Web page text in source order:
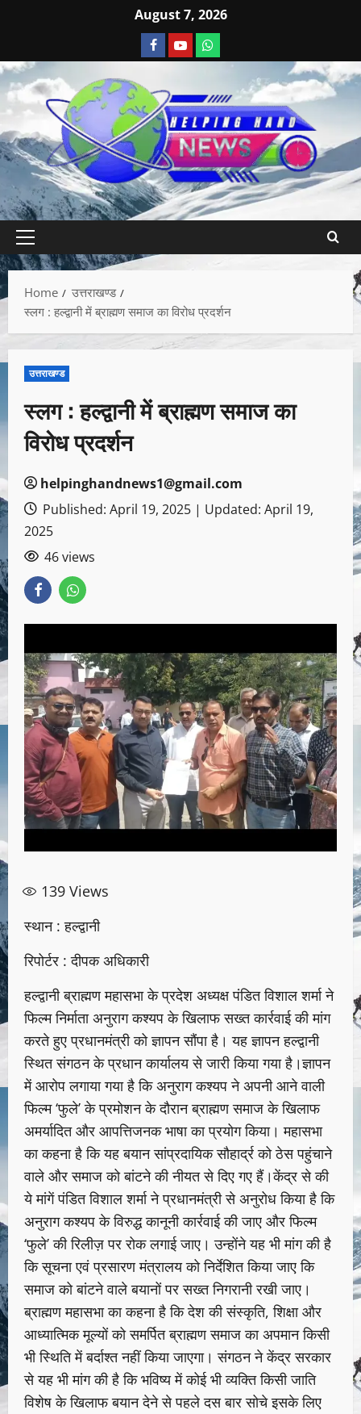
August 7, 2026
Home
उत्तराखण्ड
स्लग : हल्द्वानी में ब्राह्मण समाज का विरोध प्रदर्शन
उत्तराखण्ड
स्लग : हल्द्वानी में ब्राह्मण समाज का
विरोध प्रदर्शन
helpinghandnews1@gmail.com
Published: April 19, 2025 | Updated: April 19,
2025
46 views
139 Views
स्थान : हल्द्वानी
रिपोर्टर : दीपक अधिकारी
हल्द्वानी ब्राह्मण महासभा के प्रदेश अध्यक्ष पंडित विशाल शर्मा ने
फिल्म निर्माता अनुराग कश्यप के खिलाफ सख्त कार्रवाई की मांग
करते हुए प्रधानमंत्री को ज्ञापन सौंपा है। यह ज्ञापन हल्द्वानी
स्थित संगठन के प्रधान कार्यालय से जारी किया गया है।ज्ञापन
में आरोप लगाया गया है कि अनुराग कश्यप ने अपनी आने वाली
फिल्म ‘फुले’ के प्रमोशन के दौरान ब्राह्मण समाज के खिलाफ
अमर्यादित और आपत्तिजनक भाषा का प्रयोग किया। महासभा
का कहना है कि यह बयान सांप्रदायिक सौहार्द्र को ठेस पहुंचाने
वाले और समाज को बांटने की नीयत से दिए गए हैं।केंद्र से की
ये मांगें पंडित विशाल शर्मा ने प्रधानमंत्री से अनुरोध किया है कि
अनुराग कश्यप के विरुद्ध कानूनी कार्रवाई की जाए और फिल्म
‘फुले’ की रिलीज़ पर रोक लगाई जाए। उन्होंने यह भी मांग की है
कि सूचना एवं प्रसारण मंत्रालय को निर्देशित किया जाए कि
समाज को बांटने वाले बयानों पर सख्त निगरानी रखी जाए।
ब्राह्मण महासभा का कहना है कि देश की संस्कृति, शिक्षा और
आध्यात्मिक मूल्यों को समर्पित ब्राह्मण समाज का अपमान किसी
भी स्थिति में बर्दाश्त नहीं किया जाएगा। संगठन ने केंद्र सरकार
से यह भी मांग की है कि भविष्य में कोई भी व्यक्ति किसी जाति
विशेष के खिलाफ बयान देने से पहले दस बार सोचे इसके लिए